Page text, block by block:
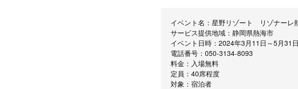
イベント名：星野リゾート リゾナーレ
サービス提供地域：静岡県熱海市
イベント日時：2024年3月11日～5月31
電話番号：050-3134-8093
料金：入場無料
定員：40席程度
対象：宿泊者